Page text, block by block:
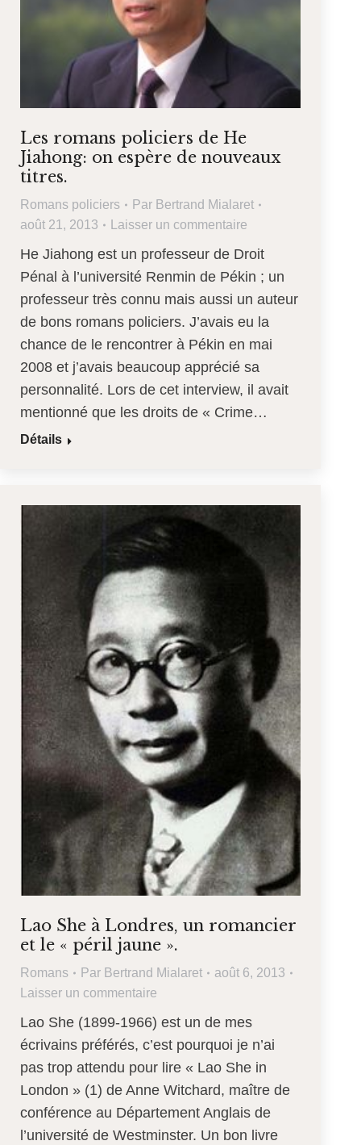
Les romans policiers de He
Jiahong: on espère de nouveaux
titres.
Romans policiers Par Bertrand Mialaret
août 21, 2013
Laisser un commentaire
He Jiahong est un professeur de Droit
Pénal à l’université Renmin de Pékin ; un
professeur très connu mais aussi un auteur
de bons romans policiers. J’avais eu la
chance de le rencontrer à Pékin en mai
2008 et j’avais beaucoup apprécié sa
personnalité. Lors de cet interview, il avait
mentionné que les droits de « Crime…
Détails
Lao She à Londres, un romancier
et le « péril jaune ».
Romans Par Bertrand Mialaret
août 6, 2013
Laisser un commentaire
Lao She (1899-1966) est un de mes
écrivains préférés, c’est pourquoi je n’ai
pas trop attendu pour lire « Lao She in
London » (1) de Anne Witchard, maître de
conférence au Département Anglais de
l’université de Westminster. Un bon livre